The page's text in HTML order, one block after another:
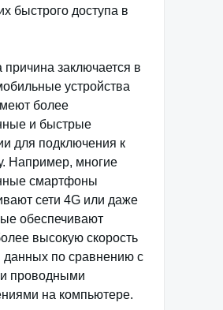
быстрого доступа в
заключается в
устройства
более
и быстрые
для подключения к
Например, многие
смартфоны
сети 4G или даже
обеспечивают
высокую скорость
данных по сравнению с
проводными
на компьютере.